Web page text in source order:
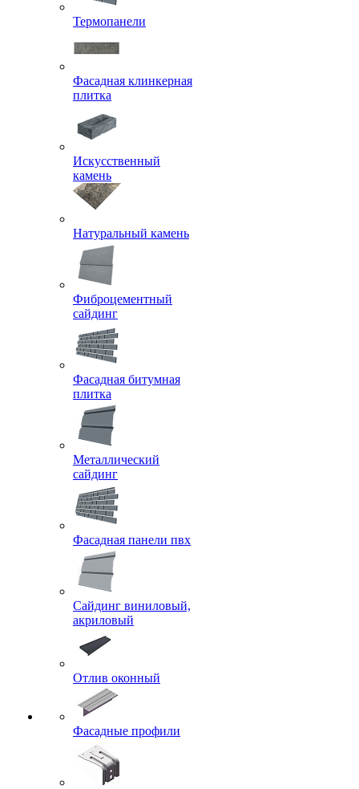
Термопанели
Фасадная клинкерная
плитка
Искусственный
камень
Натуральный камень
Фиброцементный
сайдинг
Фасадная битумная
плитка
Металлический
сайдинг
Фасадная панели пвх
Сайдинг виниловый,
акриловый
Отлив оконный
Фасадные профили